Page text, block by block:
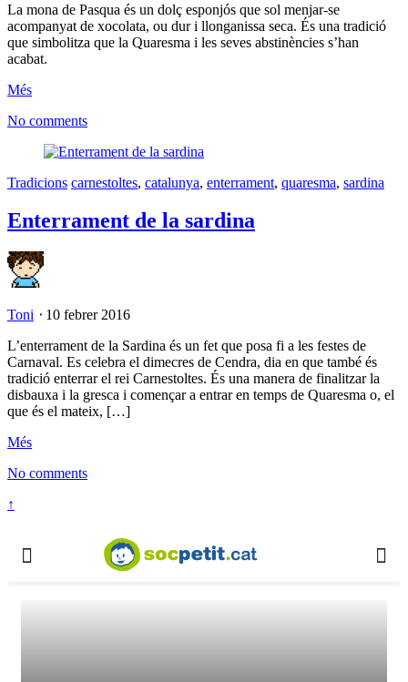
La mona de Pasqua és un dolç esponjós que sol menjar-se
acompanyat de xocolata, ou dur i llonganissa seca. És una tradició
que simbolitza que la Quaresma i les seves abstinències s’han
acabat.
Més
No comments
Tradicions carnestoltes, catalunya, enterrament, quaresma, sardina
Enterrament de la sardina
Toni ⋅ 10 febrer 2016
L’enterrament de la Sardina és un fet que posa fi a les festes de
Carnaval. Es celebra el dimecres de Cendra, dia en que també és
tradició enterrar el rei Carnestoltes. És una manera de finalitzar la
disbauxa i la gresca i començar a entrar en temps de Quaresma o, el
que és el mateix, […]
Més
No comments
↑